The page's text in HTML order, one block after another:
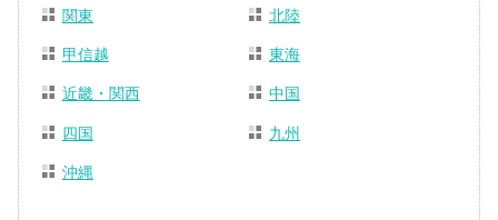
関東 北陸
甲信越 東海
近畿・関西 中国
四国 九州
沖縄